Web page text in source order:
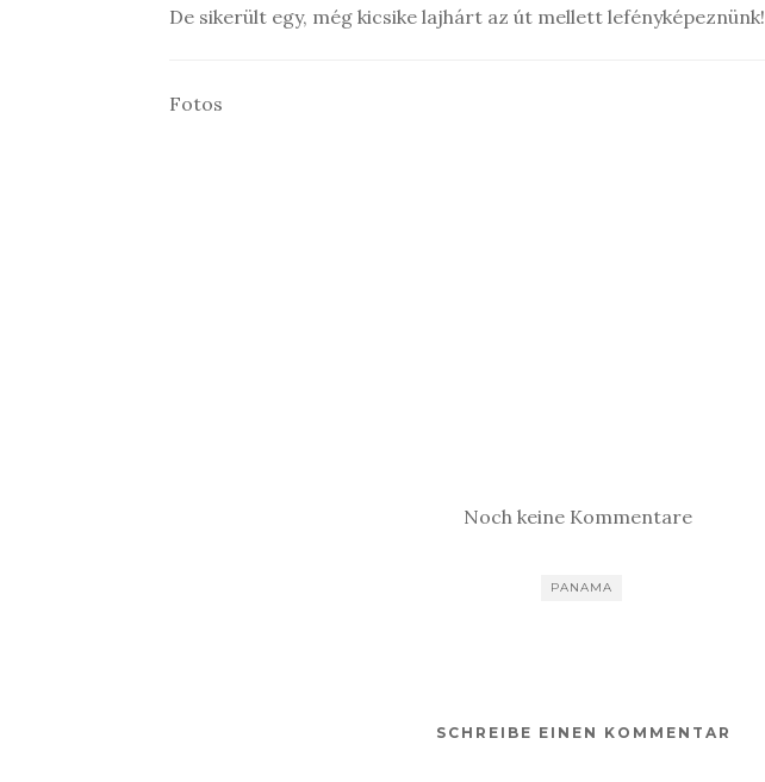
De sikerült egy, még kicsike lajhárt az út mellett lefényképeznünk!
Fotos
Noch keine Kommentare
PANAMA
SCHREIBE EINEN KOMMENTAR